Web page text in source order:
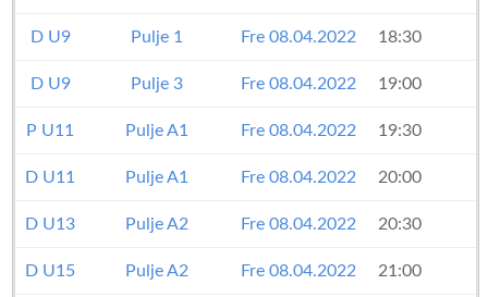
D U9 Pulje 1 Fre 08.04.2022 18:30
D U9 Pulje 3 Fre 08.04.2022 19:00
P U11 Pulje A1 Fre 08.04.2022 19:30
D U11 Pulje A1 Fre 08.04.2022 20:00
D U13 Pulje A2 Fre 08.04.2022 20:30
D U15 Pulje A2 Fre 08.04.2022 21:00